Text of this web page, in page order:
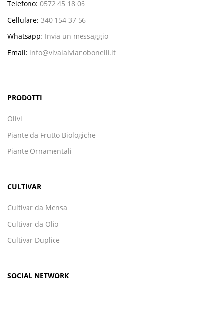
Telefono: 0572 45 18 06
Cellulare: 340 154 37 56
Whatsapp: Invia un messaggio
Email: info@vivaialvianobonelli.it
PRODOTTI
Olivi
Piante da Frutto Biologiche
Piante Ornamentali
CULTIVAR
Cultivar da Mensa
Cultivar da Olio
Cultivar Duplice
SOCIAL NETWORK